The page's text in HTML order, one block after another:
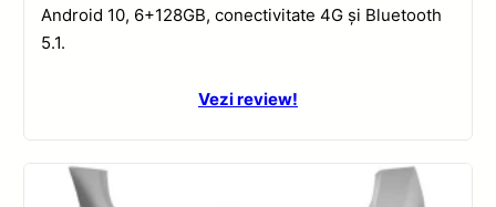
Android 10, 6+128GB, conectivitate 4G și Bluetooth
5.1.
Vezi review!